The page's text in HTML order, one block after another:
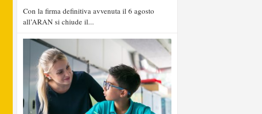
Con la firma definitiva avvenuta il 6 agosto
all’ARAN si chiude il...